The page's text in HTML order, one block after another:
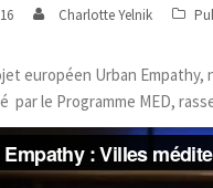
Charlotte Yelnik
européen Urban
par le Programme MED,